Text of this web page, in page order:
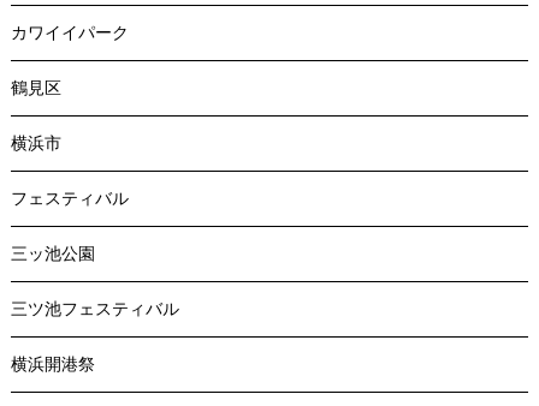
カワイイパーク
鶴見区
横浜市
フェスティバル
三ッ池公園
三ツ池フェスティバル
横浜開港祭